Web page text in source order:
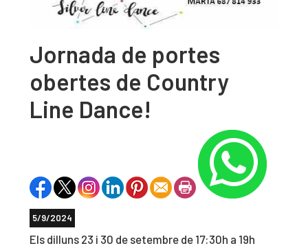
Jornada de portes
obertes de Country
Line Dance!
5/9/2024
Els dilluns 23 i 30 de setembre de 17:30h a 19h